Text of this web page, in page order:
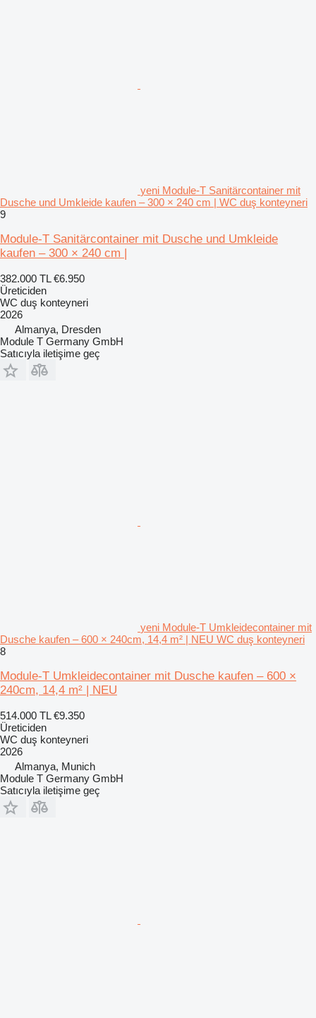
yeni Module-T Sanitärcontainer mit
Dusche und Umkleide kaufen – 300 × 240 cm | WC duş konteyneri
9
Module-T Sanitärcontainer mit Dusche und Umkleide
kaufen – 300 × 240 cm |
382.000 TL €6.950
Üreticiden
WC duş konteyneri
2026
Almanya, Dresden
Module T Germany GmbH
Satıcıyla iletişime geç
yeni Module-T Umkleidecontainer mit
Dusche kaufen – 600 × 240cm, 14,4 m² | NEU WC duş konteyneri
8
Module-T Umkleidecontainer mit Dusche kaufen – 600 ×
240cm, 14,4 m² | NEU
514.000 TL €9.350
Üreticiden
WC duş konteyneri
2026
Almanya, Munich
Module T Germany GmbH
Satıcıyla iletişime geç